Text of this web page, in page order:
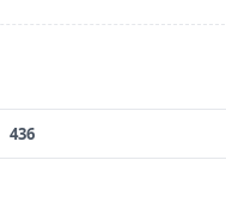
436